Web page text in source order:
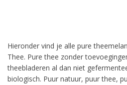
Hieronder vind je alle pure
Thee. Pure thee zonder
theebladeren al dan niet
biologisch. Puur natuur, puur thee,